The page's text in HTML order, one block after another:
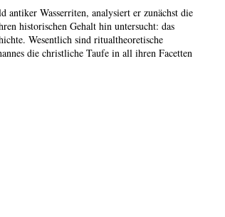
antiker Wasserriten, analysiert er zunächst die
historischen Gehalt hin untersucht: das
Wesentlich sind ritualtheoretische
die christliche Taufe in all ihren Facetten